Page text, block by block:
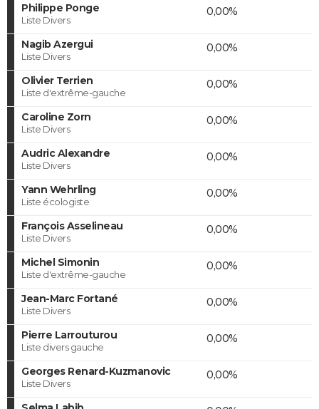
Philippe Ponge
Liste Divers
0,00%
Nagib Azergui
Liste Divers
0,00%
Olivier Terrien
Liste d'extrême-gauche
0,00%
Caroline Zorn
Liste Divers
0,00%
Audric Alexandre
Liste Divers
0,00%
Yann Wehrling
Liste écologiste
0,00%
François Asselineau
Liste Divers
0,00%
Michel Simonin
Liste d'extrême-gauche
0,00%
Jean-Marc Fortané
Liste Divers
0,00%
Pierre Larrouturou
Liste divers gauche
0,00%
Georges Renard-Kuzmanovic
Liste Divers
0,00%